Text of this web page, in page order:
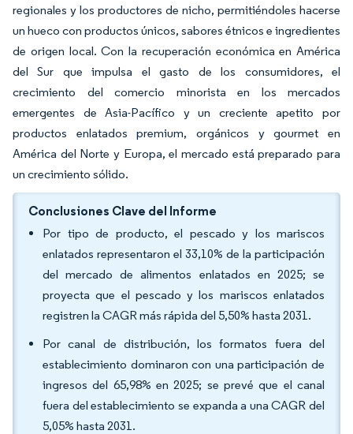
regionales y los productores de nicho, permitiéndoles hacerse
un hueco con productos únicos, sabores étnicos e ingredientes
de origen local. Con la recuperación económica en América
del Sur que impulsa el gasto de los consumidores, el
crecimiento del comercio minorista en los mercados
emergentes de Asia-Pacífico y un creciente apetito por
productos enlatados premium, orgánicos y gourmet en
América del Norte y Europa, el mercado está preparado para
un crecimiento sólido.
Conclusiones Clave del Informe
Por tipo de producto, el pescado y los mariscos
enlatados representaron el 33,10% de la participación
del mercado de alimentos enlatados en 2025; se
proyecta que el pescado y los mariscos enlatados
registren la CAGR más rápida del 5,50% hasta 2031.
Por canal de distribución, los formatos fuera del
establecimiento dominaron con una participación de
ingresos del 65,98% en 2025; se prevé que el canal
fuera del establecimiento se expanda a una CAGR del
5,05% hasta 2031.